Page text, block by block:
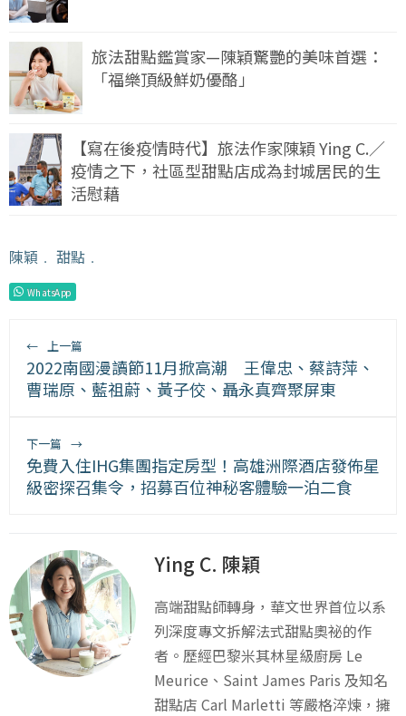
旅法甜點鑑賞家—陳穎驚艷的美味首選：
「福樂頂級鮮奶優酪」
【寫在後疫情時代】旅法作家陳穎 Ying C.／
疫情之下，社區型甜點店成為封城居民的生
活慰藉
陳穎 ﹒ 甜點 ﹒
WhatsApp
← 上一篇
2022南國漫讀節11月掀高潮 王偉忠、蔡詩萍、
曹瑞原、藍祖蔚、黃子佼、聶永真齊聚屏東
下一篇 →
免費入住IHG集團指定房型！高雄洲際酒店發佈星
級密探召集令，招募百位神秘客體驗一泊二食
Ying C. 陳穎
高端甜點師轉身，華文世界首位以系
列深度專文拆解法式甜點奧祕的作
者。歷經巴黎米其林星級廚房 Le
Meurice、Saint James Paris 及知名
甜點店 Carl Marletti 等嚴格淬煉，擁